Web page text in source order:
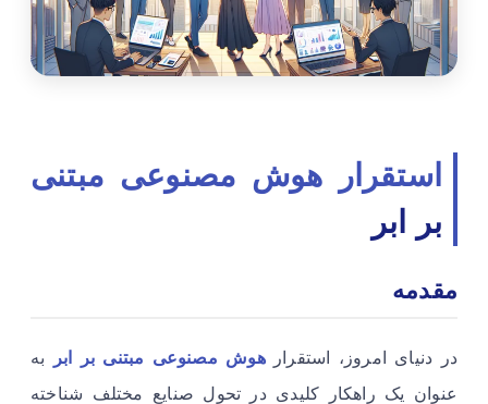
استقرار هوش مصنوعی مبتنی
بر ابر
مقدمه
در دنیای امروز، استقرارهوش مصنوعی مبتنی بر ابر
به
عنوان یک راهکار کلیدی در تحول صنایع مختلف شناخته